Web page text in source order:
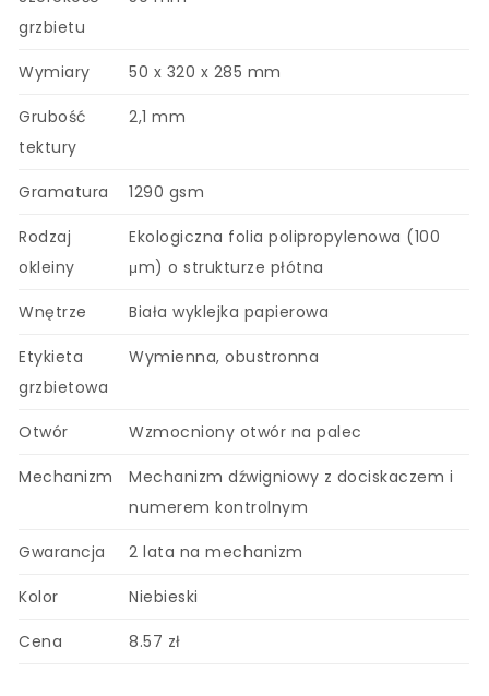
grzbietu
Wymiary 50 x 320 x 285 mm
Grubość
tektury
2,1 mm
Gramatura 1290 gsm
Rodzaj
okleiny
Ekologiczna folia polipropylenowa (100
μm) o strukturze płótna
Wnętrze Biała wyklejka papierowa
Etykieta
grzbietowa
Wymienna, obustronna
Otwór Wzmocniony otwór na palec
Mechanizm
Mechanizm dźwigniowy z dociskaczem i
numerem kontrolnym
Gwarancja 2 lata na mechanizm
Kolor Niebieski
Cena 8.57 zł